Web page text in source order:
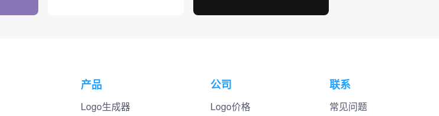
产品
Logo生成器
公司
Logo价格
联系
常见问题